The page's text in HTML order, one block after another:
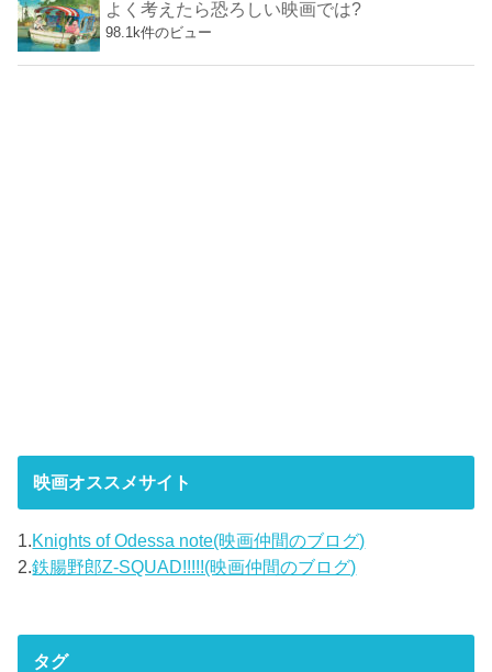
よく考えたら恐ろしい映画では?
98.1k件のビュー
映画オススメサイト
1.Knights of Odessa note(映画仲間のブログ)
2.鉄腸野郎Z-SQUAD!!!!!(映画仲間のブログ)
タグ